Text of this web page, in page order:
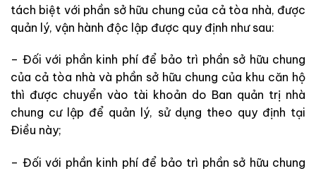
tách biệt với phần sở hữu chung của cả tòa nhà, được
quản lý, vận hành độc lập được quy định như sau:
– Đối với phần kinh phí để bảo trì phần sở hữu chung
của cả tòa nhà và phần sở hữu chung của khu căn hộ
thì được chuyển vào tài khoản do Ban quản trị nhà
chung cư lập để quản lý, sử dụng theo quy định tại
Điều này;
– Đối với phần kinh phí để bảo trì phần sở hữu chung